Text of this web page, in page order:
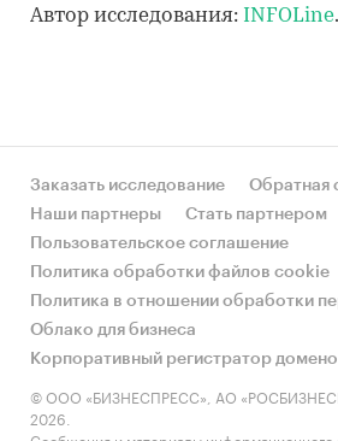
Автор исследования: INFOLine.
Заказать исследование
Обратная
Наши партнеры
Стать партнером
Пользовательское соглашение
Политика обработки файлов cookie
Политика в отношении обработки
Облако для бизнеса
Корпоративный регистратор
© ООО «БИЗНЕСПРЕСС», АО
2026.